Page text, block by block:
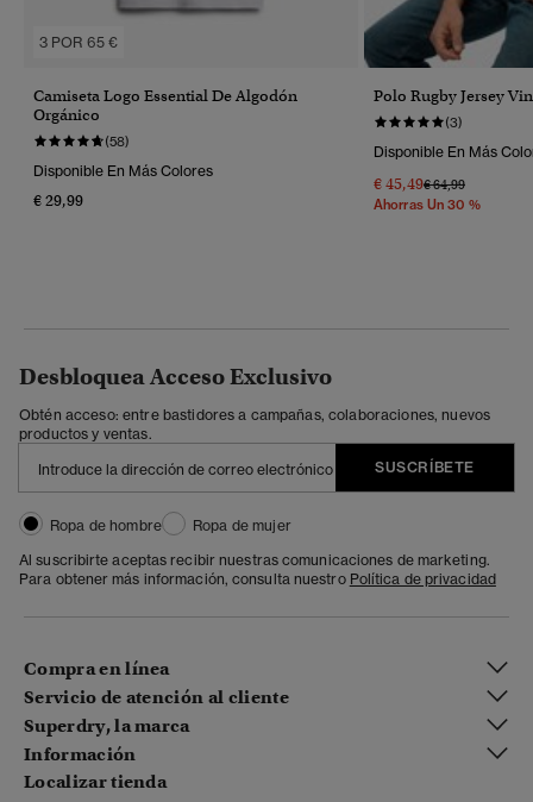
3 POR 65 €
Camiseta Logo Essential De Algodón
Orgánico
(58)
Disponible En Más Colores
€ 29,99
Polo Rugby Jersey
(3)
Disponible En Más
€ 45,49Precio Rebajado
€ 64,99A
Ahorras Un 30 %
Desbloquea Acceso Exclusivo
Obtén acceso: entre bastidores a campañas, colaboraciones, nuevos
productos y ventas.
SUSCRÍBETE
Ropa de hombre
Ropa de mujer
Al suscribirte aceptas recibir nuestras comunicaciones de marketing.
Para obtener más información, consulta nuestro Política de privacidad
Compra en línea
Servicio de atención al cliente
Superdry, la marca
Información
Localizar tienda